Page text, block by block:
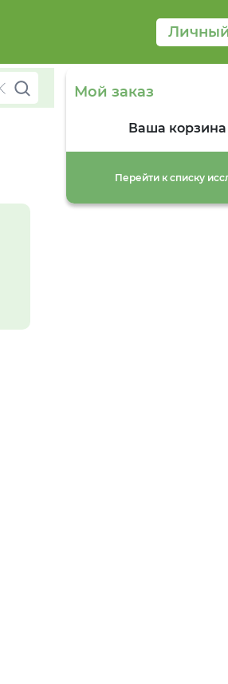
Мой заказ
Ваша корзина
Перейти к списку